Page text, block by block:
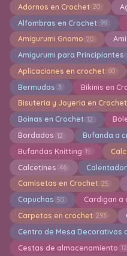
Adornos en Crochet 20
Alfombras en Crochet 99
Amigurumi Gnomo 20
Amigurumi para Principiantes
Aplicaciones en crochet 60
Bermudas 3 Bikinis en
Bisuteria y Joyeria en Crochet
Boinas en Crochet 12
Bordados 12 Bufanda a
Bufandas Knitting 15
Calcetines 46
Camisetas en Crochet 25
Capuchas 50 Cardigan a
Carpetas en crochet 293
Centro de Mesa Decorativos
Cestas de almacenamiento